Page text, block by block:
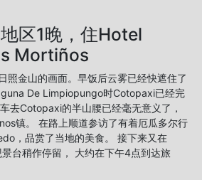
区1晚，住Hotel
Mortiños
照金山的画面。早饭后云雾已经快遮住了
De Limpiopungo时Cotopaxi已经完
去Cotopaxi的半山腰已经毫无意义了，
镇。 在路上顺道参访了有着厄瓜多尔行
，品赏了当地的美食。 接下来又在
台稍作停留， 大约在下午4点到达旅